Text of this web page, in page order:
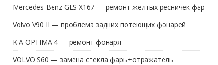
Mercedes-Benz GLS X167 — ремонт жёлтых ресничек фар
Volvo V90 II — проблема задних потеющих фонарей
KIA OPTIMA 4 — ремонт фонаря
VOLVO S60 — замена стекла фары+отражатель